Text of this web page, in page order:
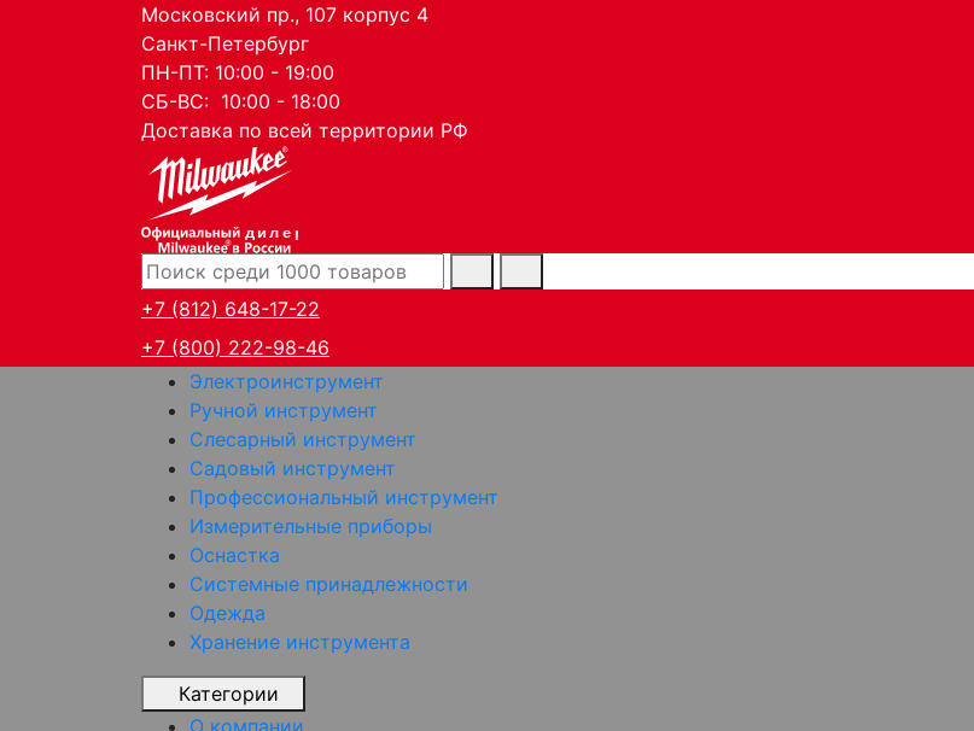
Московский пр., 107 корпус 4
Санкт-Петербург
ПН-ПТ: 10:00 - 19:00
СБ-ВС: 10:00 - 18:00
Доставка по всей территории РФ
дилер
+7 (812) 648-17-22
+7 (800) 222-98-46
Электроинструмент
Ручной инструмент
Слесарный инструмент
Садовый инструмент
Профессиональный инструмент
Измерительные приборы
Оснастка
Системные принадлежности
Одежда
Хранение инструмента
Категории
О компании